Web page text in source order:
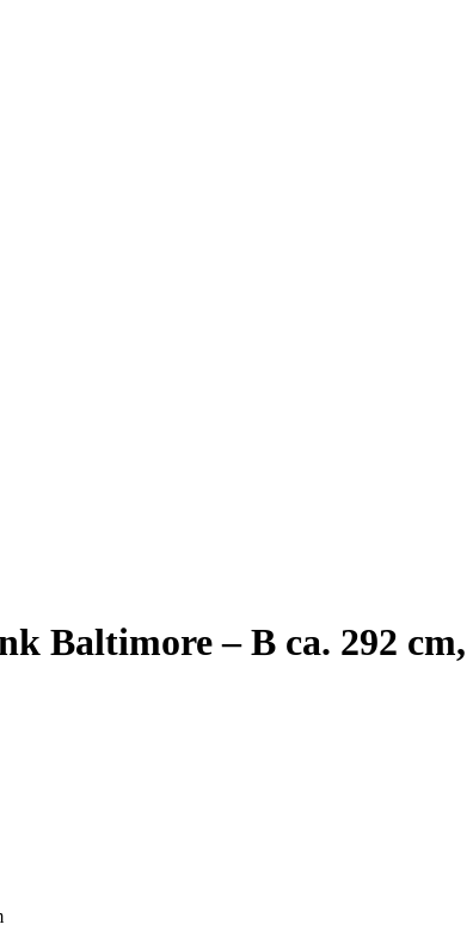
Baltimore – B ca. 292